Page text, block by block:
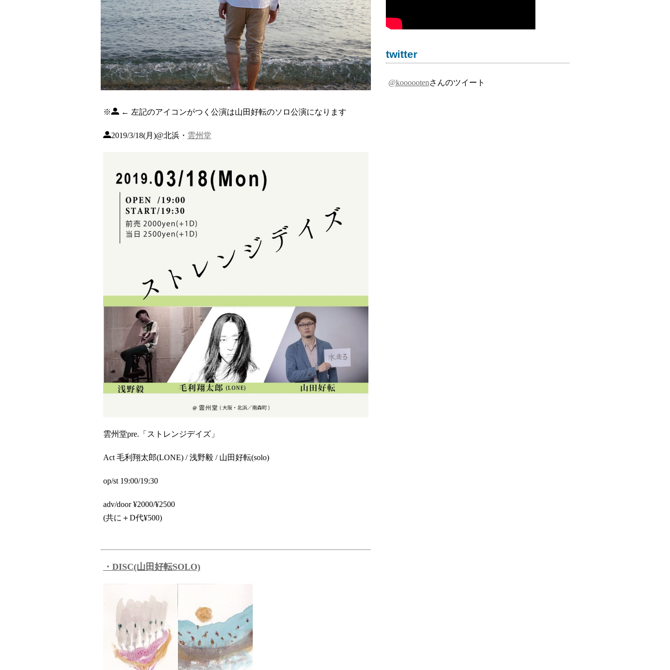
※ ← 左記のアイコンがつく公演は山田好転のソロ公演になります
2019/3/18(月)@北浜・ 雲州堂
雲州堂pre.「ストレンジデイズ」
Act 毛利翔太郎(LONE) / 浅野毅 / 山田好転(solo)
op/st 19:00/19:30
adv/door ¥2000/¥2500
(共に＋D代¥500)
・DISC(山田好転SOLO)
twitter
@koooootenさんのツイート